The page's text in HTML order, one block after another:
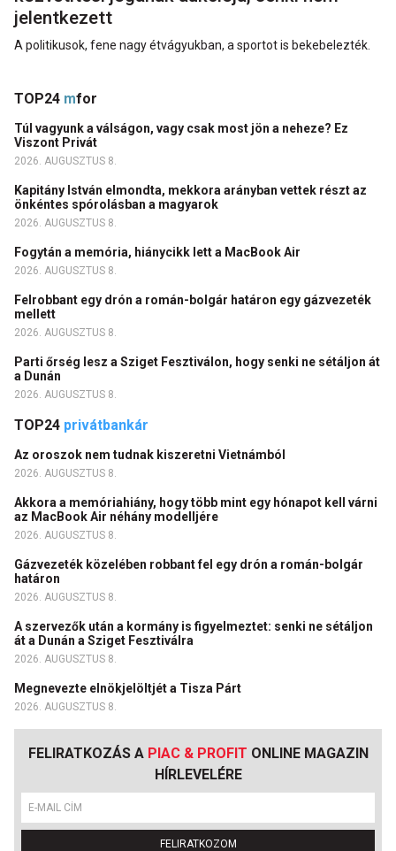
jelentkezett
A politikusok, fene nagy étvágyukban, a sportot is bekebelezték.
TOP24 mfor
Túl vagyunk a válságon, vagy csak most jön a neheze? Ez
Viszont Privát
2026. AUGUSZTUS 8.
Kapitány István elmondta, mekkora arányban vettek részt az
önkéntes spórolásban a magyarok
2026. AUGUSZTUS 8.
Fogytán a memória, hiánycikk lett a MacBook Air
2026. AUGUSZTUS 8.
Felrobbant egy drón a román-bolgár határon egy gázvezeték
mellett
2026. AUGUSZTUS 8.
Parti őrség lesz a Sziget Fesztiválon, hogy senki ne sétáljon át
a Dunán
2026. AUGUSZTUS 8.
TOP24 privátbankár
Az oroszok nem tudnak kiszeretni Vietnámból
2026. AUGUSZTUS 8.
Akkora a memóriahiány, hogy több mint egy hónapot kell várni
az MacBook Air néhány modelljére
2026. AUGUSZTUS 8.
Gázvezeték közelében robbant fel egy drón a román-bolgár
határon
2026. AUGUSZTUS 8.
A szervezők után a kormány is figyelmeztet: senki ne sétáljon
át a Dunán a Sziget Fesztiválra
2026. AUGUSZTUS 8.
Megnevezte elnökjelöltjét a Tisza Párt
2026. AUGUSZTUS 8.
FELIRATKOZÁS A PIAC & PROFIT ONLINE MAGAZIN
HÍRLEVELÉRE
FELIRATKOZOM